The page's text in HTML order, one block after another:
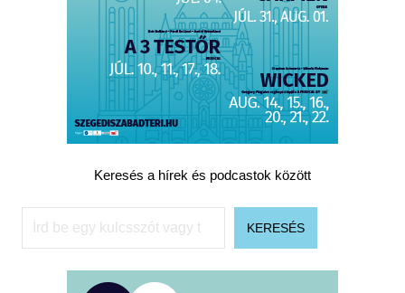
Keresés a hírek és podcastok között
Keresés
KERESÉS